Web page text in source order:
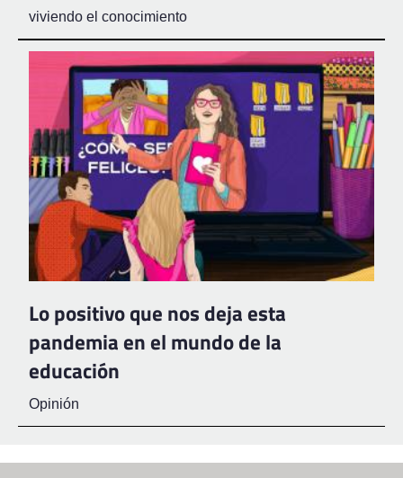
viviendo el conocimiento
Lo positivo que nos deja esta
pandemia en el mundo de la
educación
Opinión